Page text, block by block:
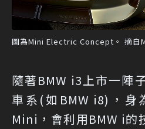
圖為Mini Electric Concept。 摘自
隨著BMW i3上市一陣
車系(如BMW i8)，身
Mini，會利用BMW i的